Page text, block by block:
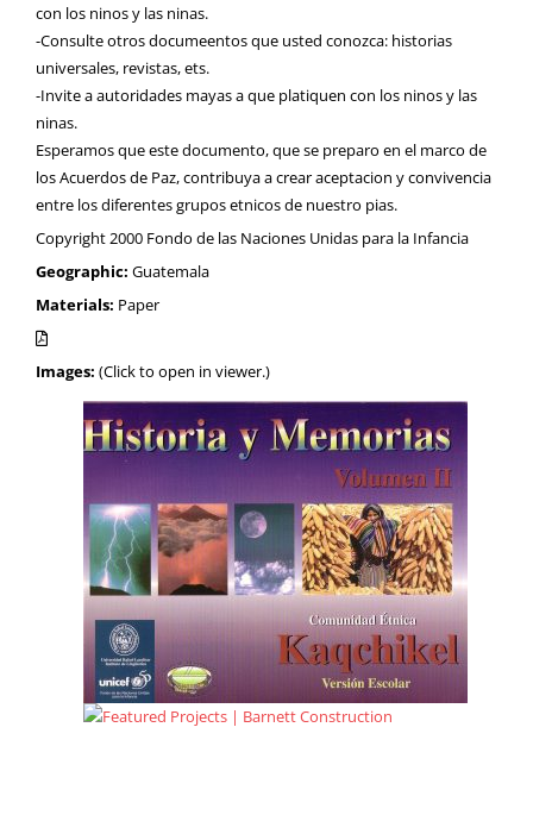
con los ninos y las ninas.
-Consulte otros documeentos que usted conozca: historias
universales, revistas, ets.
-Invite a autoridades mayas a que platiquen con los ninos y las
ninas.
Esperamos que este documento, que se preparo en el marco de
los Acuerdos de Paz, contribuya a crear aceptacion y convivencia
entre los diferentes grupos etnicos de nuestro pias.
Copyright 2000 Fondo de las Naciones Unidas para la Infancia
Geographic: Guatemala
Materials: Paper
Images: (Click to open in viewer.)